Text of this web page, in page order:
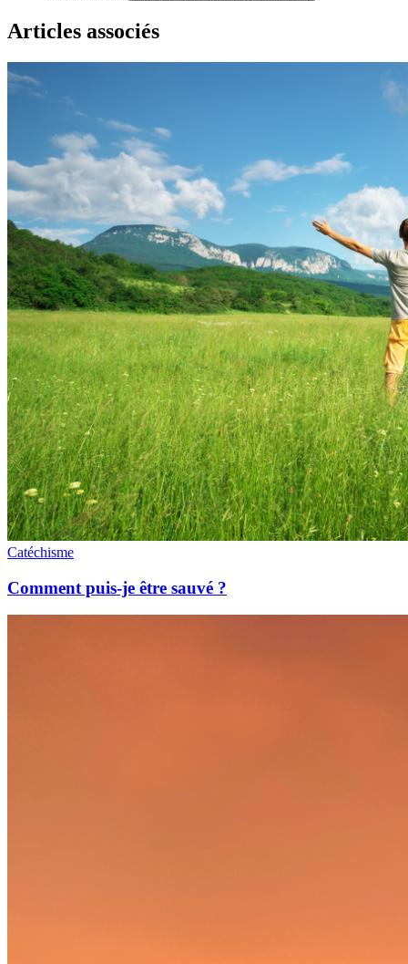
Articles associés
Catéchisme
Comment puis-je être sauvé ?